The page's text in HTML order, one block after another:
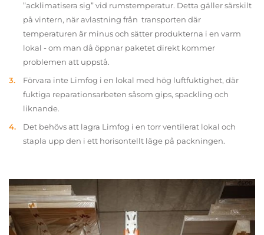
”acklimatisera sig” vid rumstemperatur. Detta gäller särskilt
på vintern, när avlastning från transporten där
temperaturen är minus och sätter produkterna i en varm
lokal - om man då öppnar paketet direkt kommer
problemen att uppstå.
Förvara inte Limfog i en lokal med hög luftfuktighet, där
fuktiga reparationsarbeten såsom gips, spackling och
liknande.
Det behövs att lagra Limfog i en torr ventilerat lokal och
stapla upp den i ett horisontellt läge på packningen.